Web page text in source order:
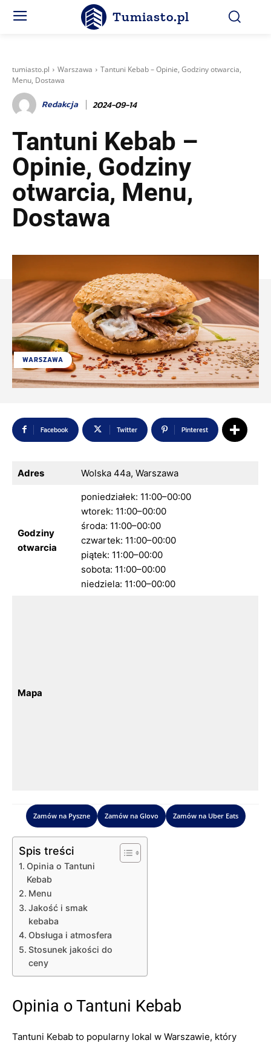
Tumiasto.pl
tumiasto.pl Warszawa
Tantuni Kebab – Opinie, Godziny otwarcia,
Menu, Dostawa
Redakcja 2024-09-14
Tantuni Kebab –
Opinie, Godziny
otwarcia, Menu,
Dostawa
WARSZAWA
Facebook Twitter Pinterest
Adres Wolska 44a, Warszawa
Godziny
otwarcia
poniedziałek: 11:00–00:00
wtorek: 11:00–00:00
środa: 11:00–00:00
czwartek: 11:00–00:00
piątek: 11:00–00:00
sobota: 11:00–00:00
niedziela: 11:00–00:00
Mapa
Zamów na Pyszne Zamów na Glovo Zamów na Uber Eats
Spis treści
Opinia o Tantuni
Kebab
Menu
Jakość i smak
kebaba
Obsługa i atmosfera
Stosunek jakości do
ceny
Opinia o Tantuni Kebab
Tantuni Kebab to popularny lokal w Warszawie, który